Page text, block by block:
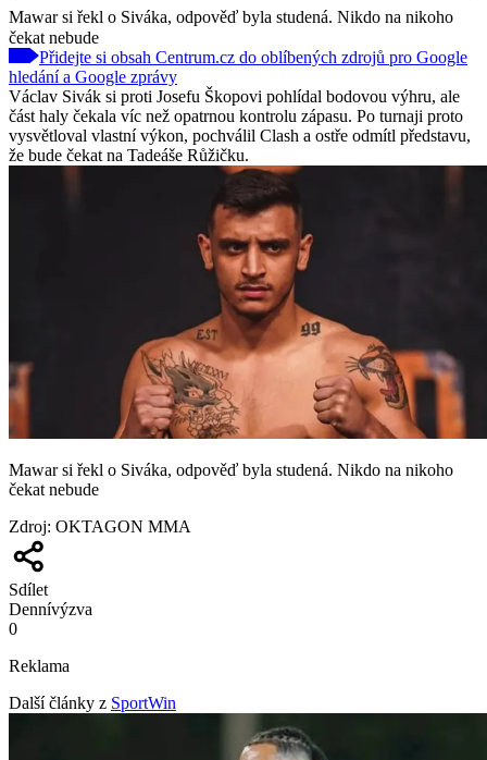
Mawar si řekl o Siváka, odpověď byla studená. Nikdo na nikoho
čekat nebude
Přidejte si obsah Centrum.cz do oblíbených zdrojů pro Google
hledání a Google zprávy
Václav Sivák si proti Josefu Škopovi pohlídal bodovou výhru, ale
část haly čekala víc než opatrnou kontrolu zápasu. Po turnaji proto
vysvětloval vlastní výkon, pochválil Clash a ostře odmítl představu,
že bude čekat na Tadeáše Růžičku.
Mawar si řekl o Siváka, odpověď byla studená. Nikdo na nikoho
čekat nebude
Zdroj: OKTAGON MMA
Sdílet
Dennívýzva
0
Reklama
Další články z SportWin